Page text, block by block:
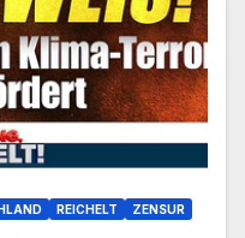
REICHELT ZENSUR